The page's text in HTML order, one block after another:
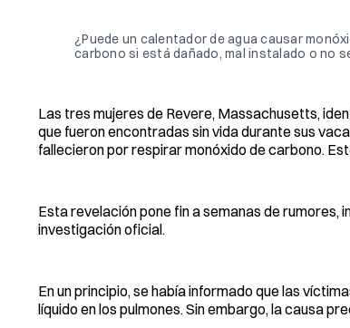
¿Puede un calentador de agua causar
carbono si está dañado, mal instalado o no
Las tres mujeres de Revere, Massachusetts,
que fueron encontradas sin vida durante sus
fallecieron por respirar monóxido de carbono.
Esta revelación pone fin a semanas de
investigación oficial.
En un principio, se había informado que las
líquido en los pulmones. Sin embargo, la causa